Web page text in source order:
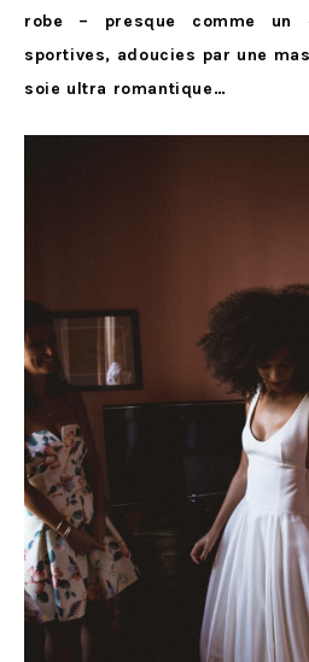
robe – presque comme
sportives, adoucies par une
soie ultra romantique…